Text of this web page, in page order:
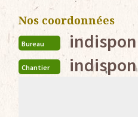
Nos coordonnées
Bureau
Chantier